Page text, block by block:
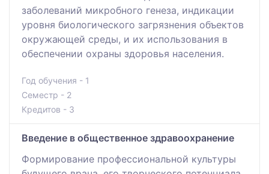
заболеваний микробного генеза, индикации
уровня биологического загрязнения объектов
окружающей среды, и их использования в
обеспечении охраны здоровья населения.
Год обучения - 1
Семестр - 2
Кредитов - 3
Введение в общественное здравоохранение
Формирование профессиональной культуры